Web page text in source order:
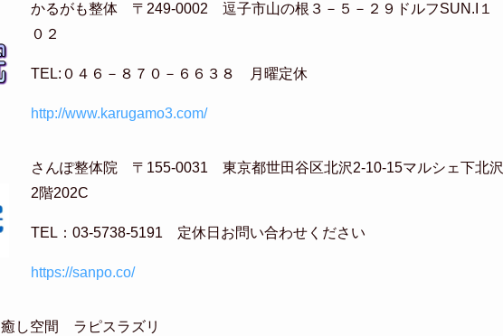
かるがも整体 〒249-0002 逗子市山の根３－５－２９ドルフSUN.I１
０２
TEL:０４６－８７０－６６３８ 月曜定休
http://www.karugamo3.com/
さんぽ整体院 〒155-0031 東京都世田谷区北沢2-10-15マルシェ下北沢
2階202C
TEL：03-5738-5191 定休日お問い合わせください
https://sanpo.co/
癒し空間 ラピスラズリ